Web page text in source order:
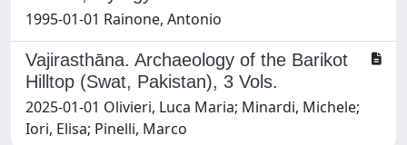
1995-01-01 Rainone, Antonio
Vajirasthāna. Archaeology of the Barikot
Hilltop (Swat, Pakistan), 3 Vols.
2025-01-01 Olivieri, Luca Maria; Minardi, Michele;
Iori, Elisa; Pinelli, Marco